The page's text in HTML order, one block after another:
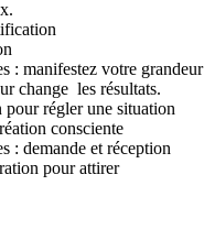
: manifestez votre grandeur
change les résultats.
régler une situation
consciente
: demande et réception
pour attirer